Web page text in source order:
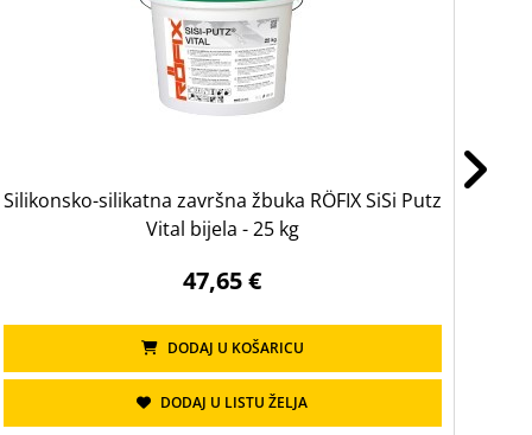
Silikonsko-silikatna završna žbuka RÖFIX SiSi Putz
Vital bijela - 25 kg
47,65 €
DODAJ U KOŠARICU
DODAJ U LISTU ŽELJA